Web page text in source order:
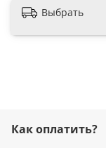
Выбрать
Как оплатить?